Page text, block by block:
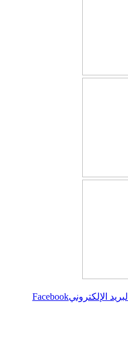
البريد الإلكترونيFacebook